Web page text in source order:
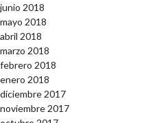
junio 2018
mayo 2018
abril 2018
marzo 2018
febrero 2018
enero 2018
diciembre 2017
noviembre 2017